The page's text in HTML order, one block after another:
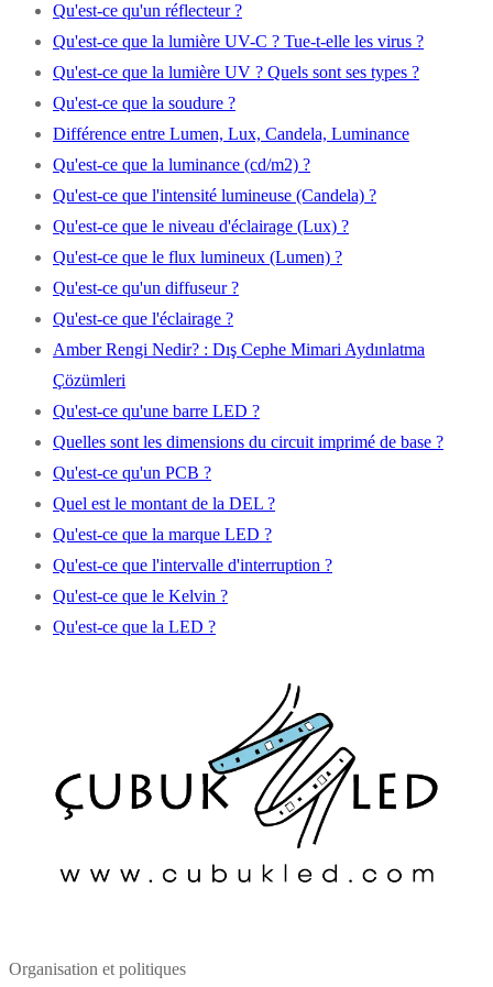
Qu'est-ce qu'un réflecteur ?
Qu'est-ce que la lumière UV-C ? Tue-t-elle les virus ?
Qu'est-ce que la lumière UV ? Quels sont ses types ?
Qu'est-ce que la soudure ?
Différence entre Lumen, Lux, Candela, Luminance
Qu'est-ce que la luminance (cd/m2) ?
Qu'est-ce que l'intensité lumineuse (Candela) ?
Qu'est-ce que le niveau d'éclairage (Lux) ?
Qu'est-ce que le flux lumineux (Lumen) ?
Qu'est-ce qu'un diffuseur ?
Qu'est-ce que l'éclairage ?
Amber Rengi Nedir? : Dış Cephe Mimari Aydınlatma
Çözümleri
Qu'est-ce qu'une barre LED ?
Quelles sont les dimensions du circuit imprimé de base ?
Qu'est-ce qu'un PCB ?
Quel est le montant de la DEL ?
Qu'est-ce que la marque LED ?
Qu'est-ce que l'intervalle d'interruption ?
Qu'est-ce que le Kelvin ?
Qu'est-ce que la LED ?
Organisation et politiques